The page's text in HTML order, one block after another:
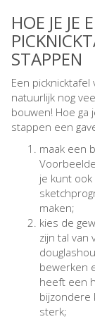
HOE JE JE
STAPPEN
Een
natuurlijk nog
bouwen! Hoe ga
stappen een
maak een
je kunt
maken;
kies de
zijn tal van
bewerken
heeft een
bijzondere
sterk;